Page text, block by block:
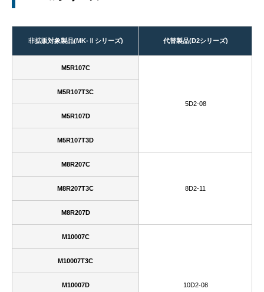
非拡販対象製品(MK‐Ⅱシリーズ) 代替製品(D2シリーズ)
M5R107C
5D2-08
M5R107T3C
M5R107D
M5R107T3D
M8R207C
8D2-11
M8R207T3C
M8R207D
M10007C
10D2-08
M10007T3C
M10007D